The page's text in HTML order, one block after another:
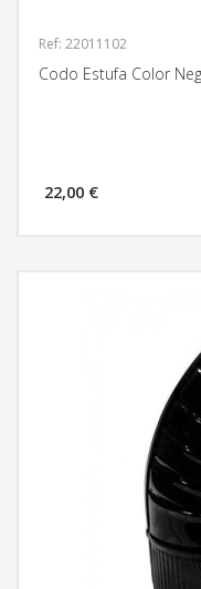
Ref: 22011102
Codo Estufa Color
22,00 €